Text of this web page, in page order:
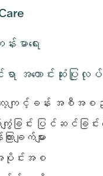
မာရေး
အကောင်းဆုံးပြုလုပ်
ကျင့်ခန်း အစီအစဉ်မ
ခြင်း ပြင်ဆင်ခြင်း
ချက်များ
ပိုင်းအစ